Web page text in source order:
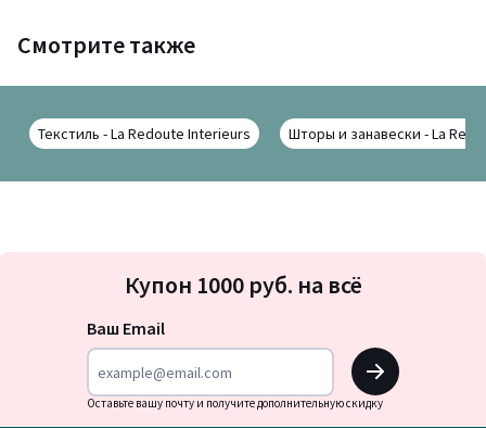
Смотрите также
Текстиль - La Redoute Interieurs Шторы и занавески - La
Подписка
на
Купон 1000 руб. на всё
Ваш Email
OK
Оставьте вашу почту и получите дополнительную скидку